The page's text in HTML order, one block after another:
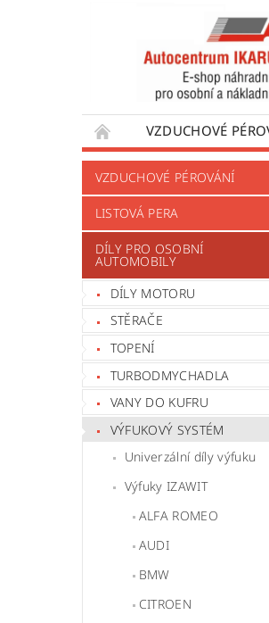
VZDUCHOVÉ
DÍLY PRO AUTOBUSY
VÝROBA VENTILŮ
VZDUCHOVÉ PÉROVÁNÍ
LISTOVÁ PERA
DÍLY PRO OSOBNÍ
AUTOMOBILY
DÍLY MOTORU
STĚRAČE
TOPENÍ
TURBODMYCHADLA
VANY DO KUFRU
VÝFUKOVÝ SYSTÉM
Univerzální díly výfuku
Výfuky IZAWIT
ALFA ROMEO
AUDI
BMW
CITROEN